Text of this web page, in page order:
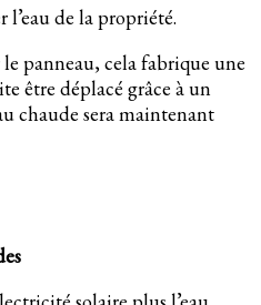
de la propriété.
panneau, cela fabrique une
être déplacé grâce à un
chaude sera maintenant